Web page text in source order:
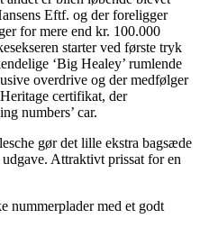
Eftf. og der foreligger
for mere end kr. 100.000
starter ved første tryk
‘Big Healey’ rumlende
overdrive og der medfølger
certifikat, der
numbers’ car.
gør det lille ekstra bagsæde
Attraktivt prissat for en
nummerplader med et godt